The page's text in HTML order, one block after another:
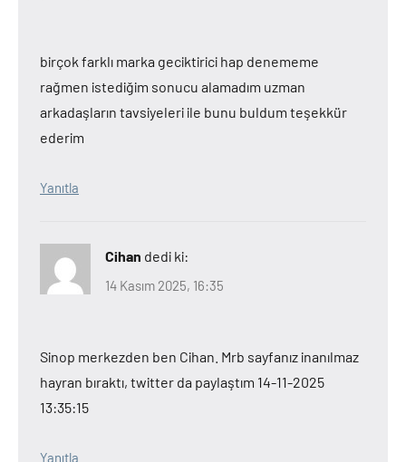
birçok farklı marka geciktirici hap denememe
rağmen istediğim sonucu alamadım uzman
arkadaşların tavsiyeleri ile bunu buldum teşekkür
ederim
Yanıtla
Cihan dedi ki:
14 Kasım 2025, 16:35
Sinop merkezden ben Cihan. Mrb sayfanız inanılmaz
hayran bıraktı, twitter da paylaştım 14-11-2025
13:35:15
Yanıtla